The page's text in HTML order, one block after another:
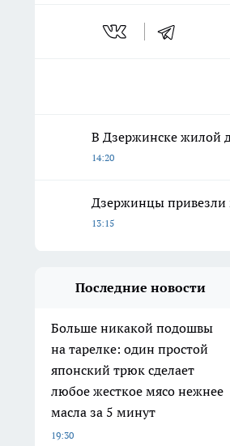
В Дзержинске жилой
14:20
Дзержинцы привезли
13:15
Последние новости
Больше никакой подошвы
на тарелке: один простой
японский трюк сделает
любое жесткое мясо нежнее
масла за 5 минут
19:30